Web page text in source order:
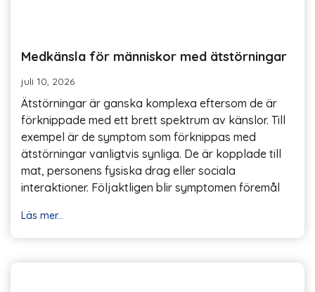
Medkänsla för människor med ätstörningar
juli 10, 2026
Ätstörningar är ganska komplexa eftersom de är
förknippade med ett brett spektrum av känslor. Till
exempel är de symptom som förknippas med
ätstörningar vanligtvis synliga. De är kopplade till
mat, personens fysiska drag eller sociala
interaktioner. Följaktligen blir symptomen föremål
Läs mer...